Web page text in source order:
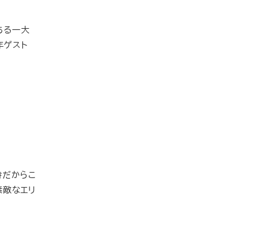
る一大
スト
からこ
なエリ